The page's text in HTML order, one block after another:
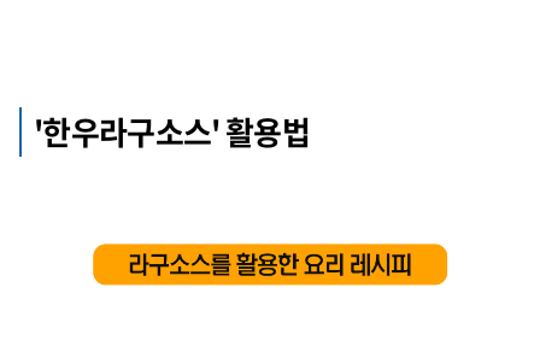
'한우라구소스' 활용법